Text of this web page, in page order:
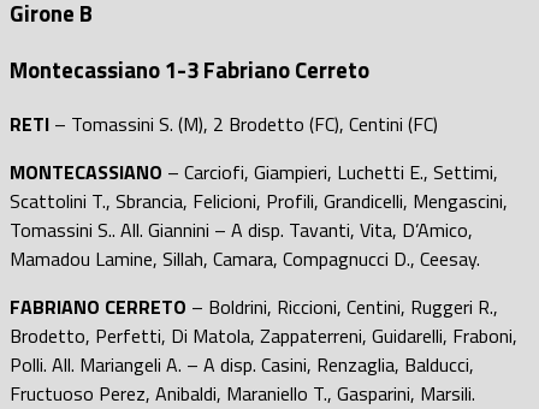
Girone B
Montecassiano 1-3 Fabriano Cerreto
RETI – Tomassini S. (M), 2 Brodetto (FC), Centini (FC)
MONTECASSIANO – Carciofi, Giampieri, Luchetti E., Settimi,
Scattolini T., Sbrancia, Felicioni, Profili, Grandicelli, Mengascini,
Tomassini S.. All. Giannini – A disp. Tavanti, Vita, D’Amico,
Mamadou Lamine, Sillah, Camara, Compagnucci D., Ceesay.
FABRIANO CERRETO – Boldrini, Riccioni, Centini, Ruggeri R.,
Brodetto, Perfetti, Di Matola, Zappaterreni, Guidarelli, Fraboni,
Polli. All. Mariangeli A. – A disp. Casini, Renzaglia, Balducci,
Fructuoso Perez, Anibaldi, Maraniello T., Gasparini, Marsili.